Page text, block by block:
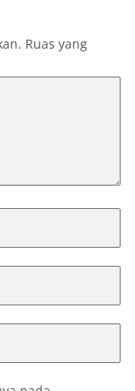
Ruas yang